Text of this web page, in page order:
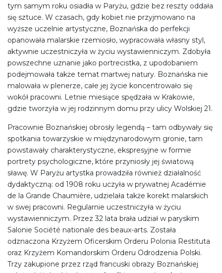
tym samym roku osiadła w Paryżu, gdzie bez reszty oddała
się sztuce. W czasach, gdy kobiet nie przyjmowano na
wyższe uczelnie artystyczne, Boznańska do perfekcji
opanowała malarskie rzemiosło, wypracowała własny styl,
aktywnie uczestniczyła w życiu wystawienniczym. Zdobyła
powszechne uznanie jako portrecistka, z upodobaniem
podejmowała także temat martwej natury. Boznańska nie
malowała w plenerze, całe jej życie koncentrowało się
wokół pracowni. Letnie miesiące spędzała w Krakowie,
gdzie tworzyła w jej rodzinnym domu przy ulicy Wolskiej 21.
Pracownie Boznańskiej obrosły legendą – tam odbywały się
spotkania towarzyskie w międzynarodowym gronie, tam
powstawały charakterystyczne, ekspresyjne w formie
portrety psychologiczne, które przyniosły jej światową
sławę. W Paryżu artystka prowadziła również działalność
dydaktyczną: od 1908 roku uczyła w prywatnej Académie
de la Grande Chaumière, udzielała także korekt malarskich
w swej pracowni. Regularnie uczestniczyła w życiu
wystawienniczym. Przez 32 lata brała udział w paryskim
Salonie Société nationale des beaux-arts. Została
odznaczona Krzyżem Oficerskim Orderu Polonia Restituta
oraz Krzyżem Komandorskim Orderu Odrodzenia Polski.
Trzy zakupione przez rząd francuski obrazy Boznańskiej